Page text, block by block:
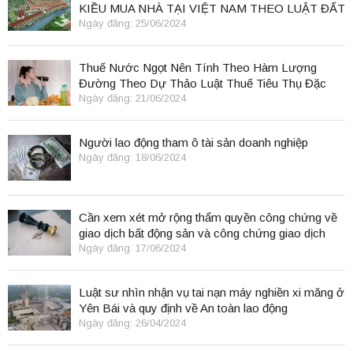
KIỀU MUA NHÀ TẠI VIỆT NAM THEO LUẬT ĐẤT
ĐAI 2024
Ngày đăng: 25/06/2024
Thuế Nước Ngọt Nên Tính Theo Hàm Lượng
Đường Theo Dự Thảo Luật Thuế Tiêu Thụ Đặc
Biệt
Ngày đăng: 21/06/2024
Người lao động tham ô tài sản doanh nghiệp
Ngày đăng: 18/06/2024
Cần xem xét mở rộng thẩm quyền công chứng về
giao dịch bất động sản và công chứng giao dịch
điện tử.
Ngày đăng: 17/06/2024
Luật sư nhìn nhận vụ tai nạn máy nghiền xi măng ở
Yên Bái và quy định về An toàn lao động
Ngày đăng: 26/04/2024